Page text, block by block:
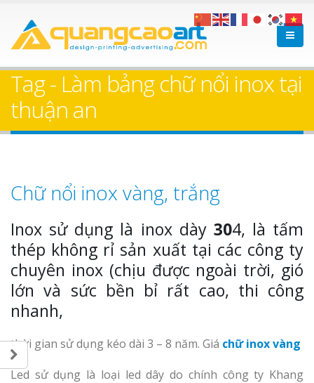
Tag - Làm bảng chữ nổi inox tại
thuận an
Chữ nổi inox vàng, trắng
Inox sử dụng là inox dày304, là tấm
thép không rỉ sản xuất tại các công ty
chuyên inox (chịu được ngoài trời, gió
lớn và sức bền bỉ rất cao, thi công
nhanh,
thời gian sử dụng kéo dài 3 – 8 năm. Giá chữ inox vàng
Led sử dụng là loại led dây do chính công ty Khang